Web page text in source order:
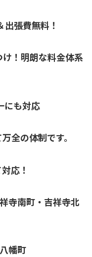
張費無料！
！明朗な料金体系
にも対応
全の体制です。
応！
寺南町・吉祥寺北
幡町